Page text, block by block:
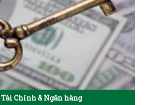
Tài Chính & Ngân hàng